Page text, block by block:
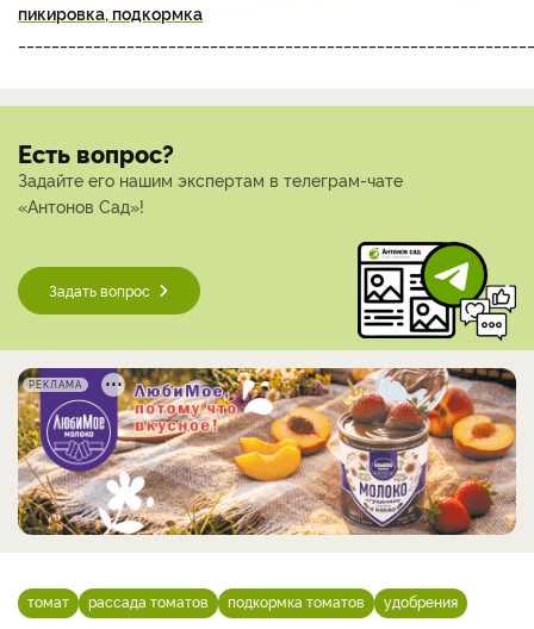
пикировка, подкормка
Есть вопрос?
Задайте его нашим экспертам в телеграм-чате
«Антонов Сад»!
Задать вопрос
РЕКЛАМА
томат рассада томатов подкормка томатов удобрения